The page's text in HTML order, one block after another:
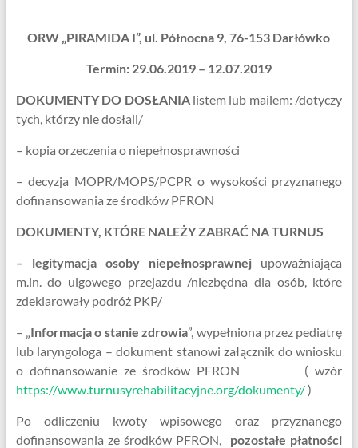
ORW „PIRAMIDA I”, ul. Północna 9, 76-153 Darłówko
Termin: 29.06.2019 – 12.07.2019
DOKUMENTY DO DOSŁANIAlistem lub mailem: /dotyczy
tych, którzy nie dosłali/
– kopia orzeczenia o niepełnosprawności
– decyzja MOPR/MOPS/PCPR o wysokości przyznanego
dofinansowania ze środków PFRON
DOKUMENTY, KTÓRE NALEŻY ZABRAĆ NA TURNUS
– legitymacja osoby niepełnosprawnej upoważniająca
m.in. do ulgowego przejazdu /niezbędna dla osób, które
zdeklarowały podróż PKP/
– „Informacja o stanie zdrowia”, wypełniona przez pediatrę
lub laryngologa – dokument stanowi załącznik do wniosku
o dofinansowanie ze środków PFRON ( wzór
https://www.turnusyrehabilitacyjne.org/dokumenty/)
Po odliczeniu kwoty wpisowego oraz przyznanego
dofinansowania ze środków PFRON, pozostałe płatności